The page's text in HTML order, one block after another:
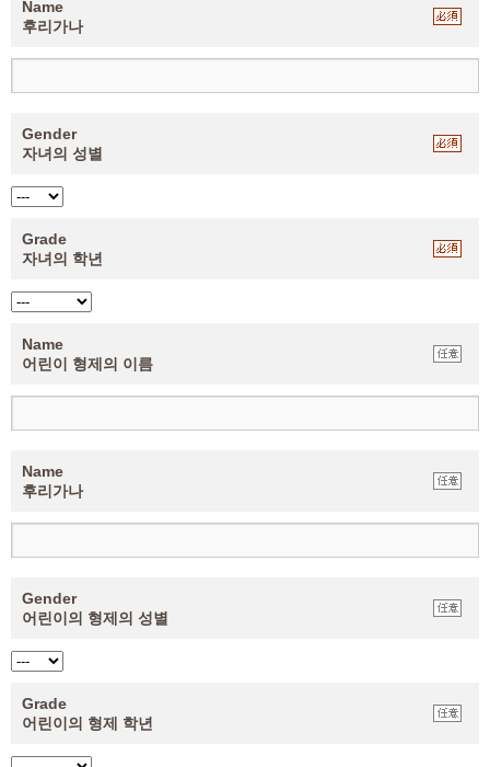
Name
후리가나
Gender
자녀의 성별
Grade
자녀의 학년
Name
어린이 형제의 이름
Name
후리가나
Gender
어린이의 형제의 성별
Grade
어린이의 형제 학년